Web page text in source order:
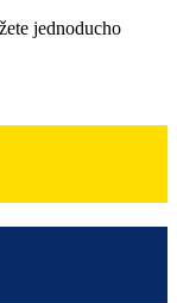
jednoducho